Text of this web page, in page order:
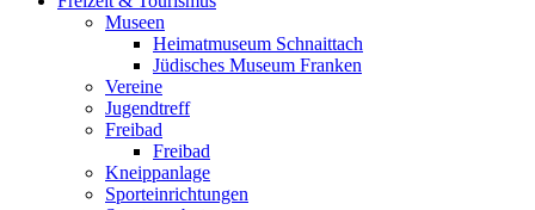
Museen
Heimatmuseum Schnaittach
Jüdisches Museum Franken
Vereine
Jugendtreff
Freibad
Freibad
Kneippanlage
Sporteinrichtungen